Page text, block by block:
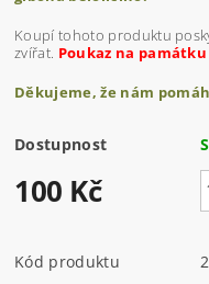
Koupí tohoto produktu
zvířat. Poukaz na
Děkujeme, že nám
Dostupnost
100 Kč
Kód produktu